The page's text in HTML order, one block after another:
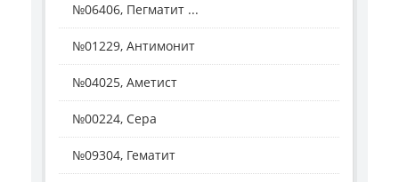
№06406, Пегматит ...
№01229, Антимонит
№04025, Аметист
№00224, Сера
№09304, Гематит